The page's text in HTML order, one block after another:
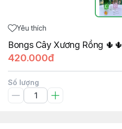
Yêu thích
Bongs Cây Xương Rồng 🌵🌵
420.000đ
Số lượng